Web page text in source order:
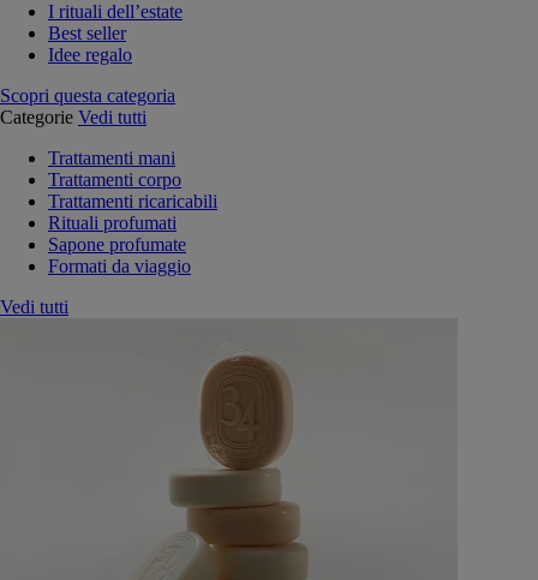
I rituali dell’estate
Best seller
Idee regalo
Scopri questa categoria
Categorie Vedi tutti
Trattamenti mani
Trattamenti corpo
Trattamenti ricaricabili
Rituali profumati
Sapone profumate
Formati da viaggio
Vedi tutti